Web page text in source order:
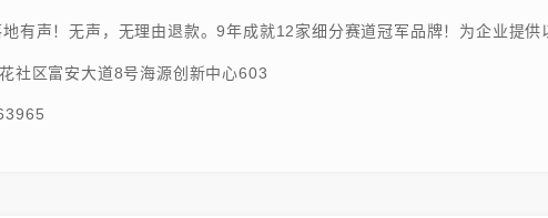
有声！无声，无理由退款。9年成就12家细分赛道冠军品牌！为企业提供
社区富安大道8号海源创新中心603